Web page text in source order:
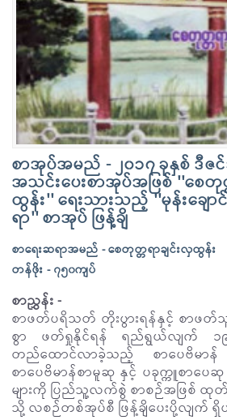
စာအုပ်အမည် - ၂၀၁၇ ခုနှစ်
အသင်းပေးစာအုပ်အဖြစ် ''စေတု
ထွန်း'' ရေးသားသည့် ''မုန်းချော
ရာ'' စာအုပ် ဖြန့်ချိ
စာရေးဆရာအမည် - စေတုတ္တရာချင်းလှထွန်း
တန်ဖိုး - ၇၅၀ကျပ်
စာညွှန်း -
စာဖတ်ပရိသတ် တိုးပွားရန်နှင့် စာဖတ်သူမ
စွာ ဖတ်ရှုနိုင်ရန် ရည်ရွယ်လျက် ၁
တည်ထောင်လာခဲ့သည့် စာပေဗိမာ
စာပေဗိမာန်စာမူဆု နှင့် ပခုက္ကူစာပေဆု
များကို ပြည်သူ့လက်စွဲ စာစဉ်အဖြစ် ထုတ်ဝ
သို့ လစဉ်တစ်အုပ်စီ ဖြန့်ချိပေးပို့လျက် ရှိ